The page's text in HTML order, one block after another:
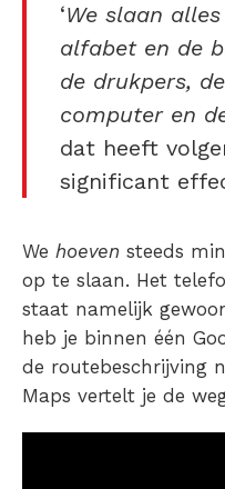
‘We slaan
alfabet en de
de drukpers,
computer en
dat heeft
significant
We hoeven steeds
op te slaan. Het
staat namelijk
heb je binnen één
de routebeschrijving
Maps vertelt je de